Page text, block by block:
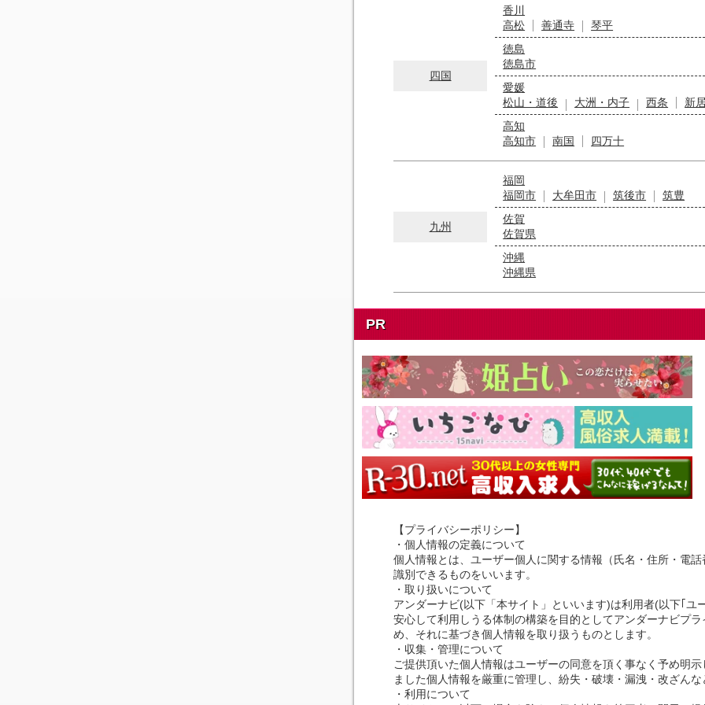
四国
香川
高松
善通寺
琴平
徳島
徳島市
愛媛
松山・道後
大洲・内子 西条
新
高知
高知市
南国 四万十
九州
福岡
福岡市
大牟田市 筑後市
筑豊
佐賀
佐賀県
沖縄
沖縄県
PR
【プライバシーポリシー】
・個人情報の定義について
個人情報とは、ユーザー個人に関する情報（氏名・住所・電
識別できるものをいいます。
・取り扱いについて
アンダーナビ(以下「本サイト」といいます)は利用者(以下｢
安心して利用しうる体制の構築を目的としてアンダーナビプ
め、それに基づき個人情報を取り扱うものとします。
・収集・管理について
ご提供頂いた個人情報はユーザーの同意を頂く事なく予め明
ました個人情報を厳重に管理し、紛失・破壊・漏洩・改ざん
・利用について